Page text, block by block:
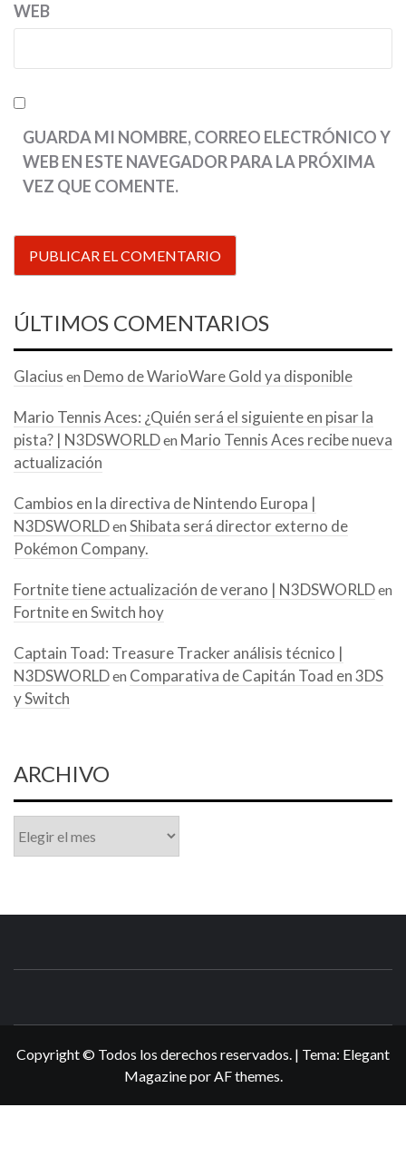
WEB
GUARDA MI NOMBRE, CORREO ELECTRÓNICO Y
WEB EN ESTE NAVEGADOR PARA LA PRÓXIMA
VEZ QUE COMENTE.
ÚLTIMOS COMENTARIOS
Glacius en Demo de WarioWare Gold ya disponible
Mario Tennis Aces: ¿Quién será el siguiente en pisar la
pista? | N3DSWORLDen Mario Tennis Aces recibe nueva
actualización
Cambios en la directiva de Nintendo Europa |
N3DSWORLDen Shibata será director externo de
Pokémon Company.
Fortnite tiene actualización de verano | N3DSWORLDen
Fortnite en Switch hoy
Captain Toad: Treasure Tracker análisis técnico |
N3DSWORLDen Comparativa de Capitán Toad en 3DS
y Switch
ARCHIVO
Copyright © Todos los derechos reservados. | Tema: Elegant
MagazineporAF themes.